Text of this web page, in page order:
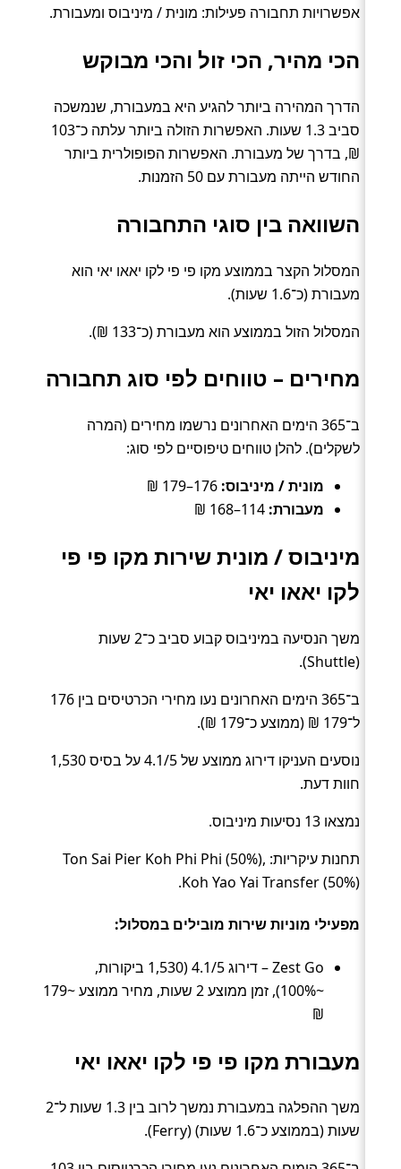
אפשרויות תחבורה פעילות: מונית / מיניבוס ומעבורת.
הכי מהיר, הכי זול והכי מבוקש
הדרך המהירה ביותר להגיע היא במעבורת, שנמשכה
סביב 1.3 שעות. האפשרות הזולה ביותר עלתה כ־103
₪, בדרך של מעבורת. האפשרות הפופולרית ביותר
החודש הייתה מעבורת עם 50 הזמנות.
השוואה בין סוגי התחבורה
המסלול הקצר בממוצע מקו פי פי לקו יאאו יאי הוא
מעבורת (כ־1.6 שעות).
המסלול הזול בממוצע הוא מעבורת (כ־133 ₪).
מחירים – טווחים לפי סוג תחבורה
ב־365 הימים האחרונים נרשמו מחירים (המרה
לשקלים). להלן טווחים טיפוסיים לפי סוג:
מונית / מיניבוס:
מעבורת:
מיניבוס / מונית שירות מקו פי פי
לקו יאאו יאי
משך הנסיעה במיניבוס קבוע סביב כ־2 שעות
(Shuttle).
ב־365 הימים האחרונים נעו מחירי הכרטיסים בין 176
ל־179 ₪ (ממוצע כ־179 ₪).
נוסעים העניקו דירוג ממוצע של 4.1/5 על בסיס 1,530
חוות דעת.
נמצאו 13 נסיעות מיניבוס.
תחנות עיקריות: Ton Sai Pier Koh Phi Phi (50%),
Koh Yao Yai Transfer (50%).
מפעילי מוניות שירות מובילים במסלול:
Zest Go – דירוג 4.1/5 (1,530 ביקורות,
~100%), זמן ממוצע 2 שעות, מחיר ממוצע ~179
₪
מעבורת מקו פי פי לקו יאאו יאי
משך ההפלגה במעבורת נמשך לרוב בין 1.3 שעות ל־2
שעות (בממוצע כ־1.6 שעות) (Ferry).